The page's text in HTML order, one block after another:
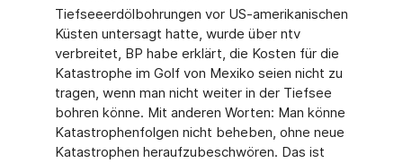
Tiefseeerdölbohrungen vor US-amerikanischen
Küsten untersagt hatte, wurde über ntv
verbreitet, BP habe erklärt, die Kosten für die
Katastrophe im Golf von Mexiko seien nicht zu
tragen, wenn man nicht weiter in der Tiefsee
bohren könne. Mit anderen Worten: Man könne
Katastrophenfolgen nicht beheben, ohne neue
Katastrophen heraufzubeschwören. Das ist